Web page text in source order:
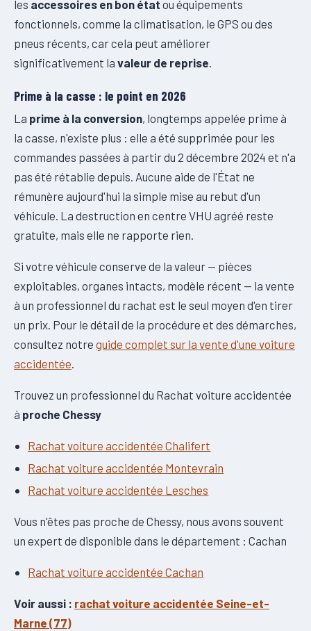
les accessoires en bon état ou équipements
fonctionnels, comme la climatisation, le GPS ou des
pneus récents, car cela peut améliorer
significativement la valeur de reprise
Prime à la casse : le point en 2026
La prime à la conversion, longtemps appelée prime à
la casse, n'existe plus : elle a été supprimée pour les
commandes passées à partir du 2 décembre 2024 et n'a
pas été rétablie depuis. Aucune aide de l'État ne
rémunère aujourd'hui la simple mise au rebut d'un
véhicule. La destruction en centre VHU agréé reste
gratuite, mais elle ne rapporte rien.
Si votre véhicule conserve de la valeur — pièces
exploitables, organes intacts, modèle récent — la vente
à un professionnel du rachat est le seul moyen d'en tirer
un prix. Pour le détail de la procédure et des démarches,
consultez notre guide complet sur la vente d'une voiture
accidentée.
Trouvez un professionnel du Rachat voiture accidentée
à proche Chessy
Rachat voiture accidentée Chalifert
Rachat voiture accidentée Montevrain
Rachat voiture accidentée Lesches
Vous n'êtes pas proche de Chessy, nous avons souvent
un expert de disponible dans le département : Cachan
Rachat voiture accidentée Cachan
Voir aussi : rachat voiture accidentée Seine-et-
Marne (77)